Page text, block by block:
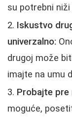
su potrebni
Iskustvo
univerzalno:
drugoj može
imajte na umu
Probajte
moguće,